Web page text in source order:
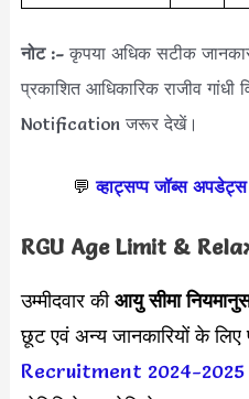
नोट :-कृपया अधिक सटीक
प्रकाशित आधिकारिक राजीव गांधी
Notification जरूर देखें।
💬 व्हाट्सप्प जॉब्स अपडेट्स
RGU Age Limit &
उम्मीदवार कीआयु सीमा
छूट एवं अन्य जानकारियों के
Recruitment 2024-2025